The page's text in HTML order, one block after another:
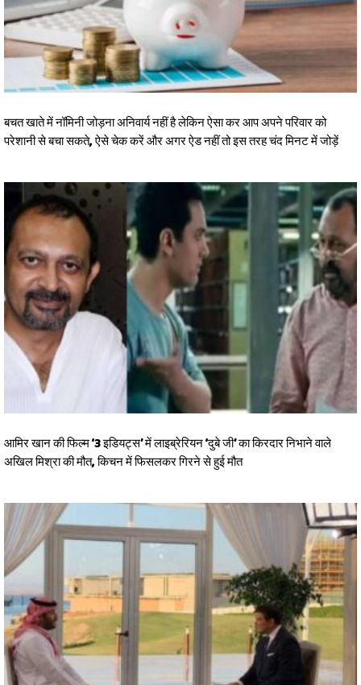
बचत खाते में नॉमिनी जोड़ना अनिवार्य नहीं है लेकिन ऐसा कर आप अपने परिवार को
परेशानी से बचा सकते, ऐसे चेक करें और अगर ऐड नहीं तो इस तरह चंद मिनट में जोड़ें
आमिर खान की फिल्म ‘3 इडियट्स’ में लाइब्रेरियन ‘दुबे जी’ का किरदार निभाने वाले
अखिल मिश्रा की मौत, किचन में फिसलकर गिरने से हुई मौत